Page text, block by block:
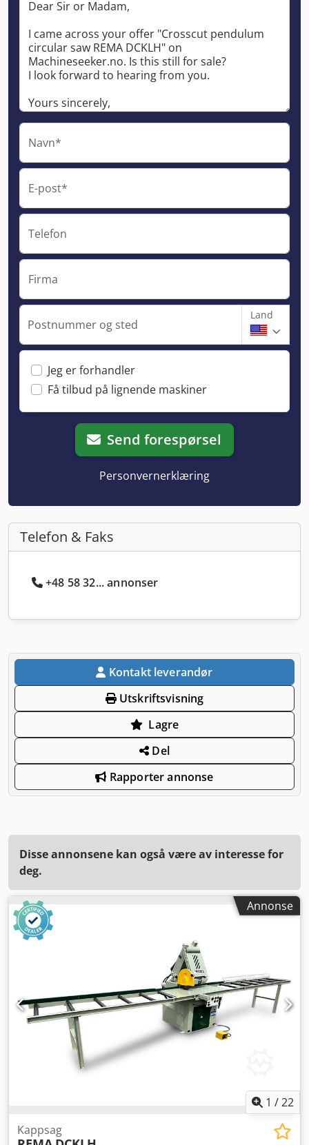
Navn*
E-post*
Telefon
Firma
Postnummer og sted
Land
Jeg er forhandler
Få tilbud på lignende maskiner
Send forespørsel
Personvernerklæring
Telefon & Faks
+48 58 32... annonser
Kontakt leverandør
Utskriftsvisning
Lagre
Del
Rapporter annonse
Disse annonsene kan også være av interesse for
deg.
Annonse
1 /22
Kappsag